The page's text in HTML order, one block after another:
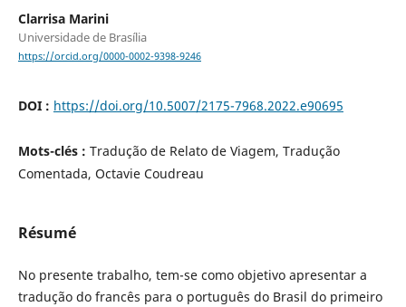
Clarrisa Marini
Universidade de Brasília
https://orcid.org/0000-0002-9398-9246
DOI : https://doi.org/10.5007/2175-7968.2022.e90695
Mots-clés : Tradução de Relato de Viagem, Tradução
Comentada, Octavie Coudreau
Résumé
No presente trabalho, tem-se como objetivo apresentar a
tradução do francês para o português do Brasil do primeiro